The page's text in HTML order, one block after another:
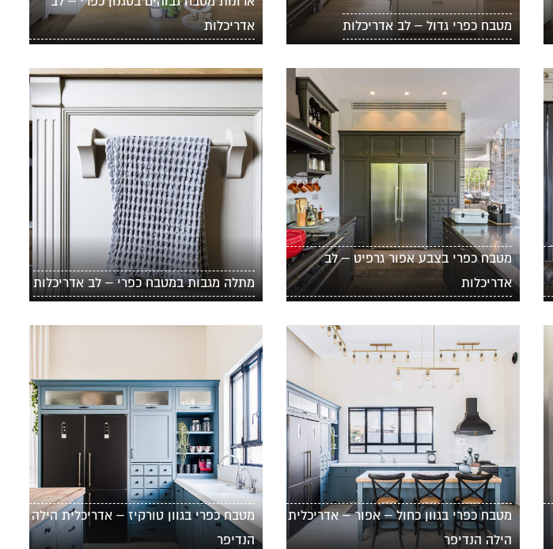
מטבח כפרי גדול – לב אדריכלות
אדריכלות
מטבח כפרי בצבע אפור גרפיט – לב
אדריכלות
מתלה מגבות במטבח כפרי – לב אדריכלות
מטבח כפרי בגוון כחול – אפור – אדריכלית
הילה הנדיפר
מטבח כפרי בגוון טורקיז – אדריכלית הילה
הנדיפר